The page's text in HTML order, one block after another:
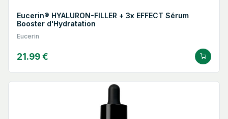
Eucerin® HYALURON-FILLER + 3x EFFECT Sérum
Booster d'Hydratation
Eucerin
21.99 €